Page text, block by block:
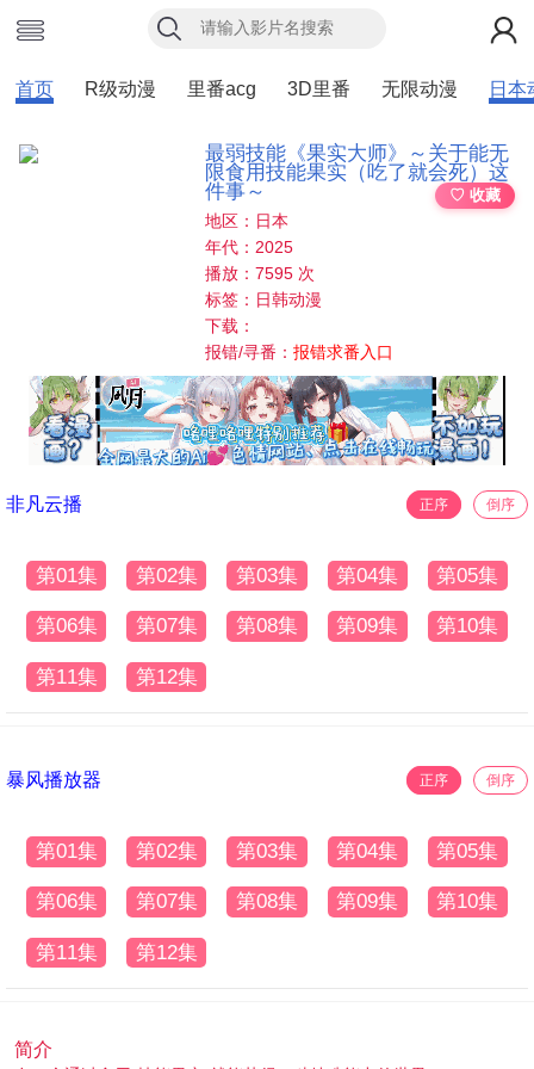
首页 R级动漫 里番acg 3D里番 无限动漫 日本
最弱技能《果实大师》～关于能无
限食用技能果实（吃了就会死）这
件事～
♡ 收藏
地区：日本
年代：2025
播放：7595 次
标签：日韩动漫
下载：
报错/寻番：报错求番入口
非凡云播 正序 倒序
第01集 第02集 第03集 第04集 第05集
第06集 第07集 第08集 第09集 第10集
第11集 第12集
暴风播放器 正序 倒序
第01集 第02集 第03集 第04集 第05集
第06集 第07集 第08集 第09集 第10集
第11集 第12集
简介